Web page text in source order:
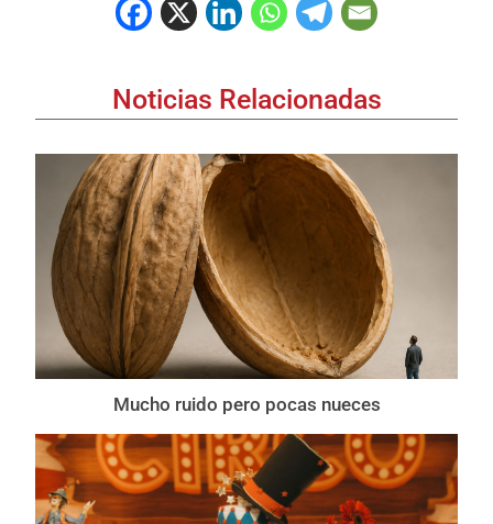
Noticias Relacionadas
Mucho ruido pero pocas nueces